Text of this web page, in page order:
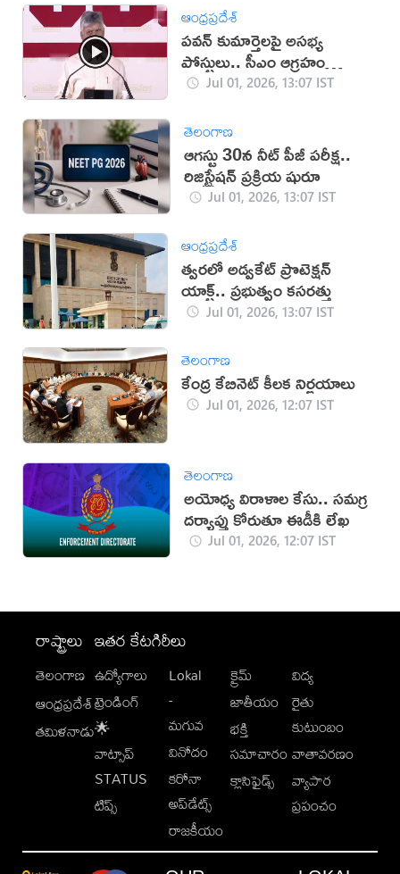
ఆంధ్రప్రదేశ్
పవన్ కుమార్తెలపై అసభ్య
పోస్టులు.. సీఎం ఆగ్రహం
(వీడియో)
Jul 01, 2026, 13:07 IST
తెలంగాణ
ఆగస్టు 30న నీట్‌ పీజీ పరీక్ష..
రిజిస్ట్రేషన్‌ ప్రక్రియ షురూ
Jul 01, 2026, 13:07 IST
ఆంధ్రప్రదేశ్
త్వరలో అడ్వకేట్ ప్రొటెక్షన్
యాక్ట్.. ప్రభుత్వం కసరత్తు
Jul 01, 2026, 13:07 IST
తెలంగాణ
కేంద్ర కేబినెట్ కీలక నిర్ణయాలు
Jul 01, 2026, 12:07 IST
తెలంగాణ
అయోధ్య విరాళాల కేసు.. సమగ్ర
దర్యాప్తు కోరుతూ ఈడీకి లేఖ
Jul 01, 2026, 12:07 IST
రాష్ట్రాలు
తెలంగాణ
ఆంధ్రప్రదేశ్
తమిళనాడు
ఇతర కేటగిరీలు
ఉద్యోగాలు
ట్రెండింగ్
🌟
వాట్సాప్
STATUS
టిప్స్
Lokal
-
మగువ
వినోదం
కరోనా
అప్‌డేట్స్
రాజకీయం
క్రైమ్
జాతీయం
భక్తి
సమాచారం
క్లాసిఫైడ్స్
విద్య
రైతు
కుటుంబం
వాతావరణం
వ్యాపార
ప్రపంచం